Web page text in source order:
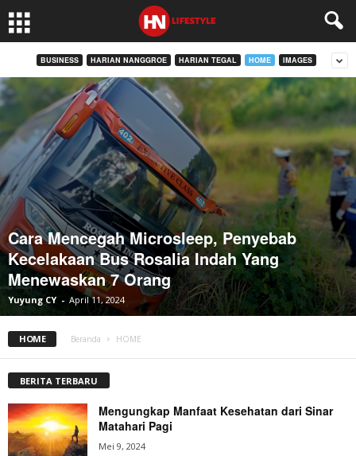
BUSINESS HARIAN NANGGROE HARIAN TEGAL HOME IMAGES
Cara Mencegah Microsleep, Penyebab
Kecelakaan Bus Rosalia Indah Yang
Menewaskan 7 Orang
Yuyung CY - April 11, 2024
HOME Beranda HOME
BERITA TERBARU
Mengungkap Manfaat Kesehatan dari Sinar
Matahari Pagi
Mei 9, 2024